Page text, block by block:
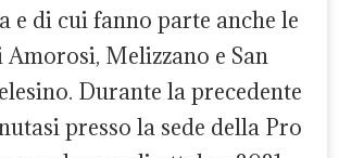
e di cui fanno parte anche le
Melizzano e San
Durante la precedente
presso la sede della Pro